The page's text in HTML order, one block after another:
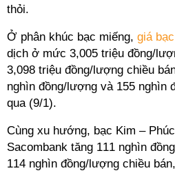
thỏi.
Ở phân khúc bạc miếng, giá
dịch ở mức 3,005 triệu đồng/
3,098 triệu đồng/lượng chiều
nghìn đồng/lượng và 155 nghìn
qua (9/1).
Cùng xu hướng, bạc Kim –
Sacombank tăng 111 nghìn
114 nghìn đồng/lượng chiều